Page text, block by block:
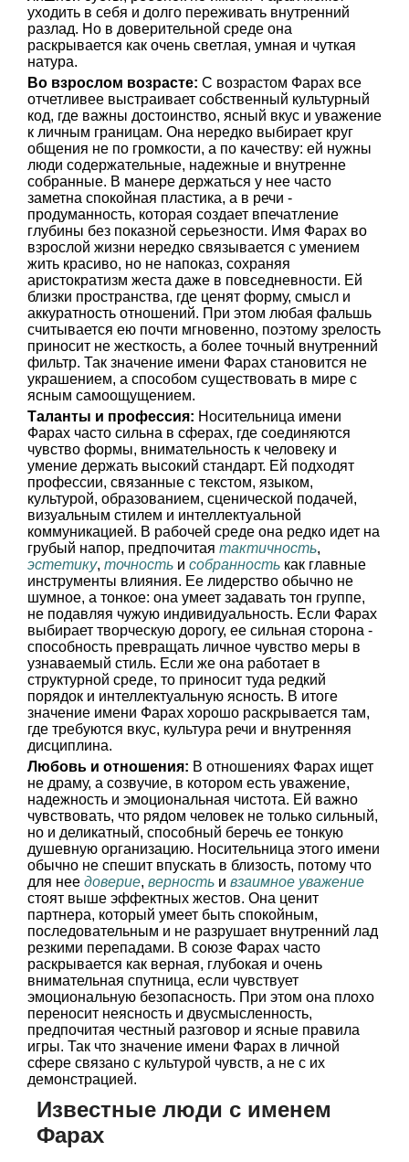
уходить в себя и долго переживать внутренний
разлад. Но в доверительной среде она
раскрывается как очень светлая, умная и чуткая
натура.
Во взрослом возрасте: С возрастом Фарах все
отчетливее выстраивает собственный культурный
код, где важны достоинство, ясный вкус и уважение
к личным границам. Она нередко выбирает круг
общения не по громкости, а по качеству: ей нужны
люди содержательные, надежные и внутренне
собранные. В манере держаться у нее часто
заметна спокойная пластика, а в речи -
продуманность, которая создает впечатление
глубины без показной серьезности. Имя Фарах во
взрослой жизни нередко связывается с умением
жить красиво, но не напоказ, сохраняя
аристократизм жеста даже в повседневности. Ей
близки пространства, где ценят форму, смысл и
аккуратность отношений. При этом любая фальшь
считывается ею почти мгновенно, поэтому зрелость
приносит не жесткость, а более точный внутренний
фильтр. Так значение имени Фарах становится не
украшением, а способом существовать в мире с
ясным самоощущением.
Таланты и профессия: Носительница имени
Фарах часто сильна в сферах, где соединяются
чувство формы, внимательность к человеку и
умение держать высокий стандарт. Ей подходят
профессии, связанные с текстом, языком,
культурой, образованием, сценической подачей,
визуальным стилем и интеллектуальной
коммуникацией. В рабочей среде она редко идет на
грубый напор, предпочитая тактичность,
эстетику, точность и собранность как главные
инструменты влияния. Ее лидерство обычно не
шумное, а тонкое: она умеет задавать тон группе,
не подавляя чужую индивидуальность. Если Фарах
выбирает творческую дорогу, ее сильная сторона -
способность превращать личное чувство меры в
узнаваемый стиль. Если же она работает в
структурной среде, то приносит туда редкий
порядок и интеллектуальную ясность. В итоге
значение имени Фарах хорошо раскрывается там,
где требуются вкус, культура речи и внутренняя
дисциплина.
Любовь и отношения: В отношениях Фарах ищет
не драму, а созвучие, в котором есть уважение,
надежность и эмоциональная чистота. Ей важно
чувствовать, что рядом человек не только сильный,
но и деликатный, способный беречь ее тонкую
душевную организацию. Носительница этого имени
обычно не спешит впускать в близость, потому что
для нее доверие, верность и взаимное уважение
стоят выше эффектных жестов. Она ценит
партнера, который умеет быть спокойным,
последовательным и не разрушает внутренний лад
резкими перепадами. В союзе Фарах часто
раскрывается как верная, глубокая и очень
внимательная спутница, если чувствует
эмоциональную безопасность. При этом она плохо
переносит неясность и двусмысленность,
предпочитая честный разговор и ясные правила
игры. Так что значение имени Фарах в личной
сфере связано с культурой чувств, а не с их
демонстрацией.
Известные люди с именем
Фарах